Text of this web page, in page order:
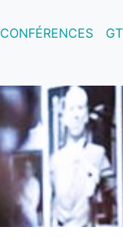
CONFÉRENCES